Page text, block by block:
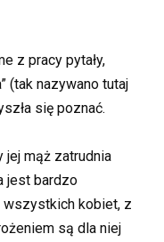
z pracy pytały,
(tak nazywano tutaj
się poznać.
jej mąż zatrudnia
jest bardzo
wszystkich kobiet, z
są dla niej